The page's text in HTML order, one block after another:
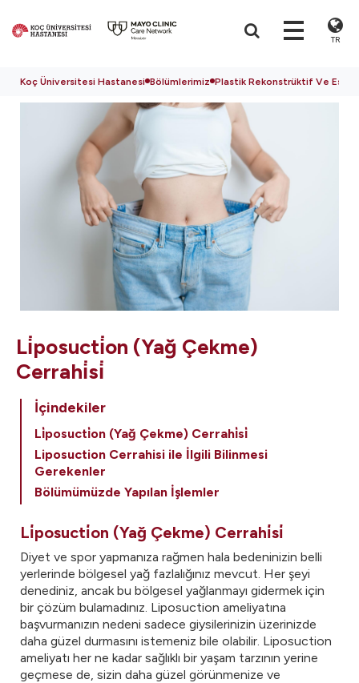
TR
Koç Üniversitesi Hastanesi Bölümlerimiz Plastik Rekonstrüktif Ve
Li̇posucti̇on (Yağ Çekme)
Cerrahi̇si̇
İçindekiler
Li̇posucti̇on (Yağ Çekme) Cerrahi̇si̇
Liposuction Cerrahisi ile İlgili Bilinmesi
Gerekenler
Bölümümüzde Yapılan İşlemler
Li̇posucti̇on (Yağ Çekme) Cerrahi̇si̇
Diyet ve spor yapmanıza rağmen hala bedeninizin belli
yerlerinde bölgesel yağ fazlalığınız mevcut. Her şeyi
denediniz, ancak bu bölgesel yağlanmayı gidermek için
bir çözüm bulamadınız. Liposuction ameliyatına
başvurmanızın nedeni sadece giysilerinizin üzerinizde
daha güzel durmasını istemeniz bile olabilir. Liposuction
ameliyatı her ne kadar sağlıklı bir yaşam tarzının yerine
geçmese de, sizin daha güzel görünmenize ve